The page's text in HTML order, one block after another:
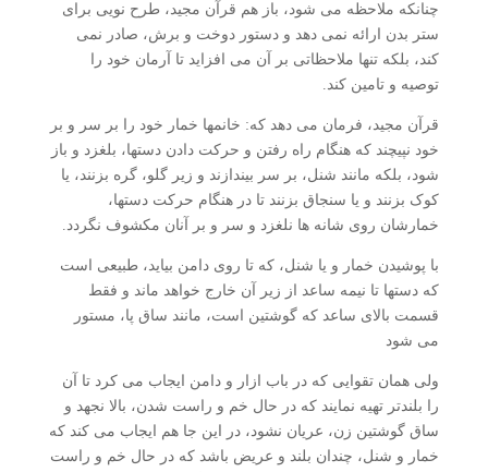
چنانکه ملاحظه می شود، باز هم قرآن مجید، طرح نویی برای
ستر بدن ارائه نمی دهد و دستور دوخت و برش، صادر نمی
کند، بلکه تنها ملاحظاتی بر آن می افزاید تا آرمان خود را
توصیه و تامین کند.
قرآن مجید، فرمان می دهد که: خانمها خمار خود را بر سر و بر
خود نپیچند که هنگام راه رفتن و حرکت دادن دستها، بلغزد و باز
شود، بلکه مانند شنل، بر سر بیندازند و زیر گلو، گره بزنند، یا
کوک بزنند و یا سنجاق بزنند تا در هنگام حرکت دستها،
خمارشان روی شانه ها نلغزد و سر و بر آنان مکشوف نگردد.
با پوشیدن خمار و یا شنل، که تا روی دامن بیاید، طبیعی است
که دستها تا نیمه ساعد از زیر آن خارج خواهد ماند و فقط
قسمت بالای ساعد که گوشتین است، مانند ساق پا، مستور
می شود
ولی همان تقوایی که در باب ازار و دامن ایجاب می کرد تا آن
را بلندتر تهیه نمایند که در حال خم و راست شدن، بالا نجهد و
ساق گوشتین زن، عریان نشود، در این جا هم ایجاب می کند که
خمار و شنل، چندان بلند و عریض باشد که در حال خم و راست